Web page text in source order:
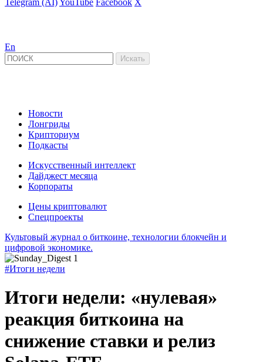
Telegram (AI)YouTube Facebook X
En
Новости
Лонгриды
Крипториум
Подкасты
Искусственный интеллект
Дайджест месяца
Корпораты
Цены криптовалют
Спецпроекты
Культовый журнал о биткоине, технологии блокчейн и
цифровой экономике.
#Итоги недели
Итоги недели: «нулевая»
реакция биткоина на
снижение ставки и релиз